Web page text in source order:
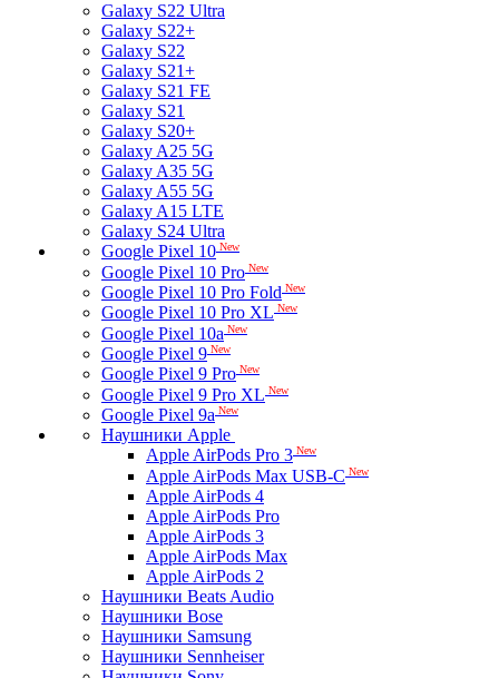
Galaxy S22 Ultra
Galaxy S22+
Galaxy S22
Galaxy S21+
Galaxy S21 FE
Galaxy S21
Galaxy S20+
Galaxy A25 5G
Galaxy A35 5G
Galaxy A55 5G
Galaxy A15 LTE
Galaxy S24 Ultra
Google Pixel 10 New
Google Pixel 10 Pro New
Google Pixel 10 Pro Fold New
Google Pixel 10 Pro XL New
Google Pixel 10a New
Google Pixel 9 New
Google Pixel 9 Pro New
Google Pixel 9 Pro XL New
Google Pixel 9a New
Наушники Apple
Apple AirPods Pro 3 New
Apple AirPods Max USB-C New
Apple AirPods 4
Apple AirPods Pro
Apple AirPods 3
Apple AirPods Max
Apple AirPods 2
Наушники Beats Audio
Наушники Bose
Наушники Samsung
Наушники Sennheiser